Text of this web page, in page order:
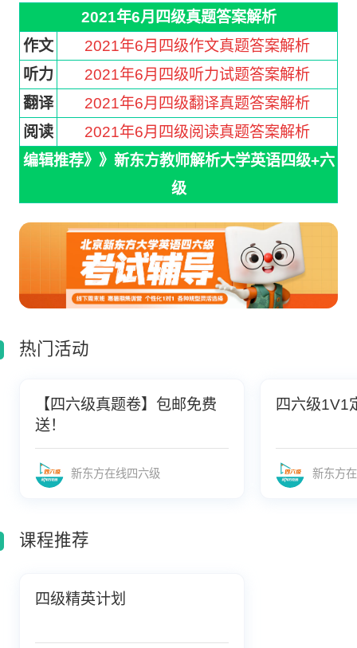
2021年6月四级真题答案解析
作文
2021年6月四级作文真题答案解析
听力
2021年6月四级听力试题答案解析
翻译
2021年6月四级翻译真题答案解析
阅读
2021年6月四级阅读真题答案解析
编辑推荐》》新东方教师解析大学英语四级+六
级
热门活动
【四六级真题卷】包邮免费
送！
新东方在线四六级
四六级1V1
新东方
课程推荐
四级精英计划